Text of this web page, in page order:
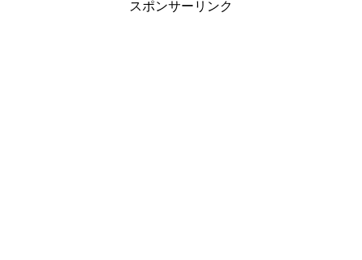
スポンサーリンク